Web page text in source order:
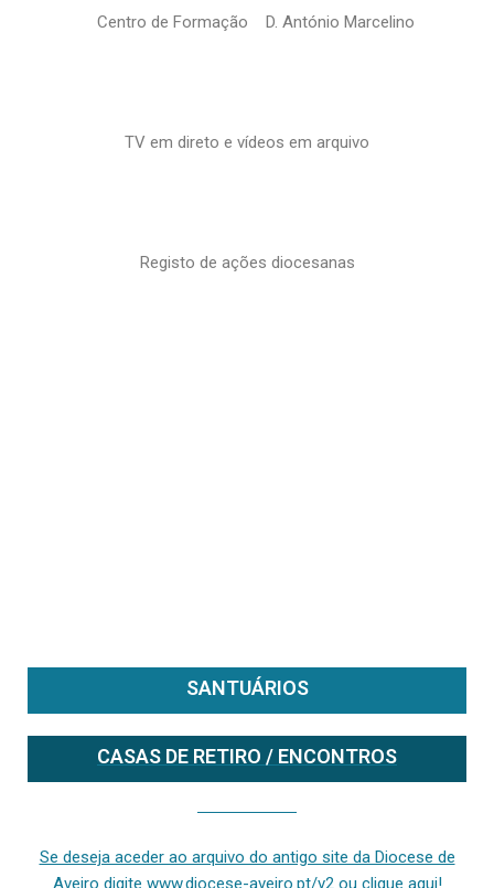
Centro de Formação D. António Marcelino
TV em direto e vídeos em arquivo
Registo de ações diocesanas
SANTUÁRIOS
CASAS DE RETIRO / ENCONTROS
Se deseja aceder ao arquivo do antigo site da Diocese de
Aveiro digite www.diocese-aveiro.pt/v2 ou clique aqui!